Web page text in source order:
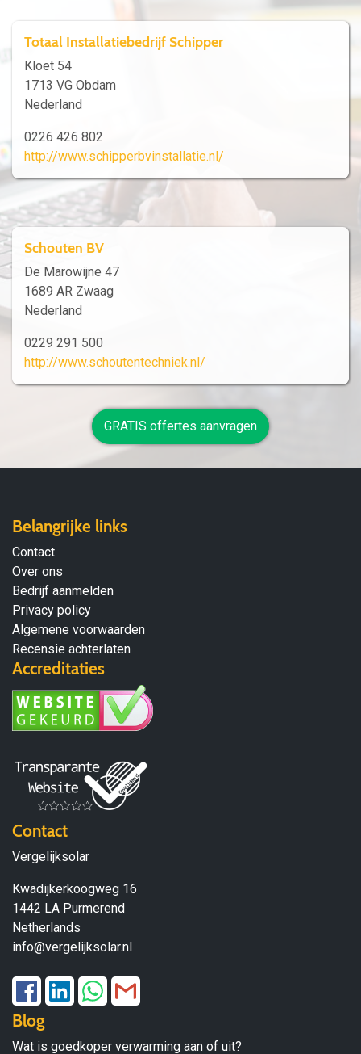
Totaal Installatiebedrijf Schipper
Kloet 54
1713 VG Obdam
Nederland
0226 426 802
http://www.schipperbvinstallatie.nl/
Schouten BV
De Marowijne 47
1689 AR Zwaag
Nederland
0229 291 500
http://www.schoutentechniek.nl/
GRATIS offertes aanvragen
Belangrijke links
Contact
Over ons
Bedrijf aanmelden
Privacy policy
Algemene voorwaarden
Recensie achterlaten
Accreditaties
Contact
Vergelijksolar
Kwadijkerkoogweg 16
1442 LA Purmerend
Netherlands
info@vergelijksolar.nl
Blog
Wat is goedkoper verwarming aan of uit?